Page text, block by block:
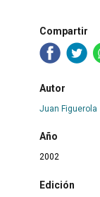
Compartir
Autor
Juan Figuerola
Año
2002
Edición